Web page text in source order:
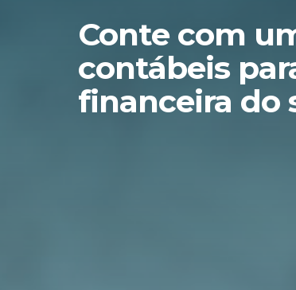
Conte com
contábeis
financeira do